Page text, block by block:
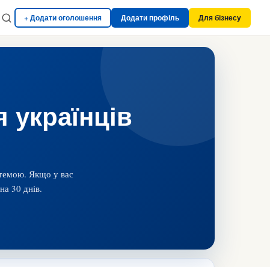
+ Додати оголошення Додати профіль Для бізнесу
темою. Якщо у вас
30 днів.